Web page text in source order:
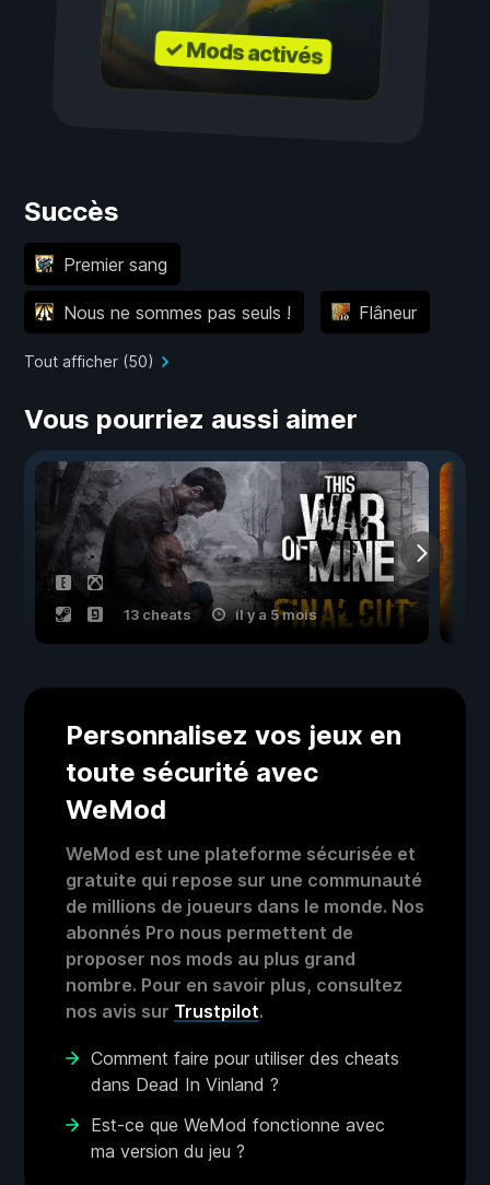
✓ Mods activés
Succès
Premier sang
Nous ne sommes pas seuls ! Flâneur
Tout afficher (50)
Vous pourriez aussi aimer
13 cheats il y a 5 mois
Personnalisez vos jeux en
toute sécurité avec
WeMod
WeMod est une plateforme sécurisée et
gratuite qui repose sur une communauté
de millions de joueurs dans le monde. Nos
abonnés Pro nous permettent de
proposer nos mods au plus grand
nombre. Pour en savoir plus, consultez
nos avis sur Trustpilot.
Comment faire pour utiliser des cheats
dans Dead In Vinland ?
Est-ce que WeMod fonctionne avec
ma version du jeu ?